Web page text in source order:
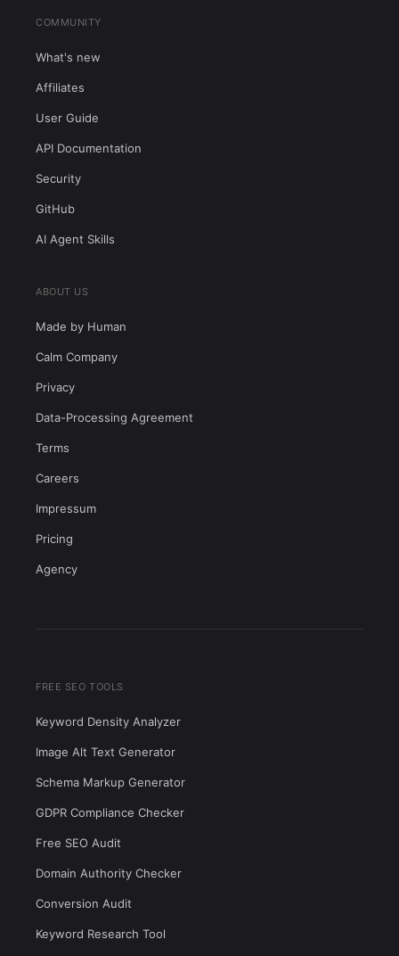
COMMUNITY
What's new
Affiliates
User Guide
API Documentation
Security
GitHub
AI Agent Skills
ABOUT US
Made by Human
Calm Company
Privacy
Data-Processing Agreement
Terms
Careers
Impressum
Pricing
Agency
FREE SEO TOOLS
Keyword Density Analyzer
Image Alt Text Generator
Schema Markup Generator
GDPR Compliance Checker
Free SEO Audit
Domain Authority Checker
Conversion Audit
Keyword Research Tool